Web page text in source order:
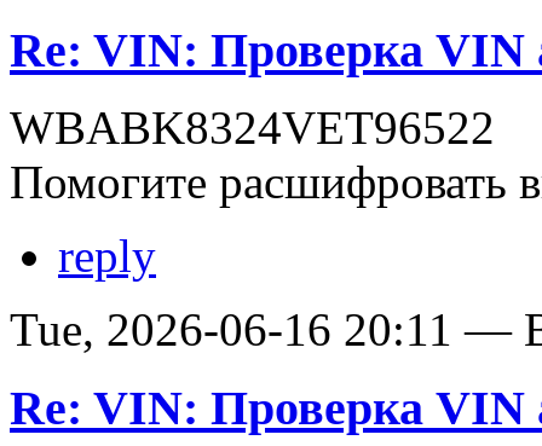
Re: VIN: Проверка VIN
WBABK8324VET96522
Помогите расшифровать
reply
Tue, 2026-06-16 20:11 —
Re: VIN: Проверка VIN